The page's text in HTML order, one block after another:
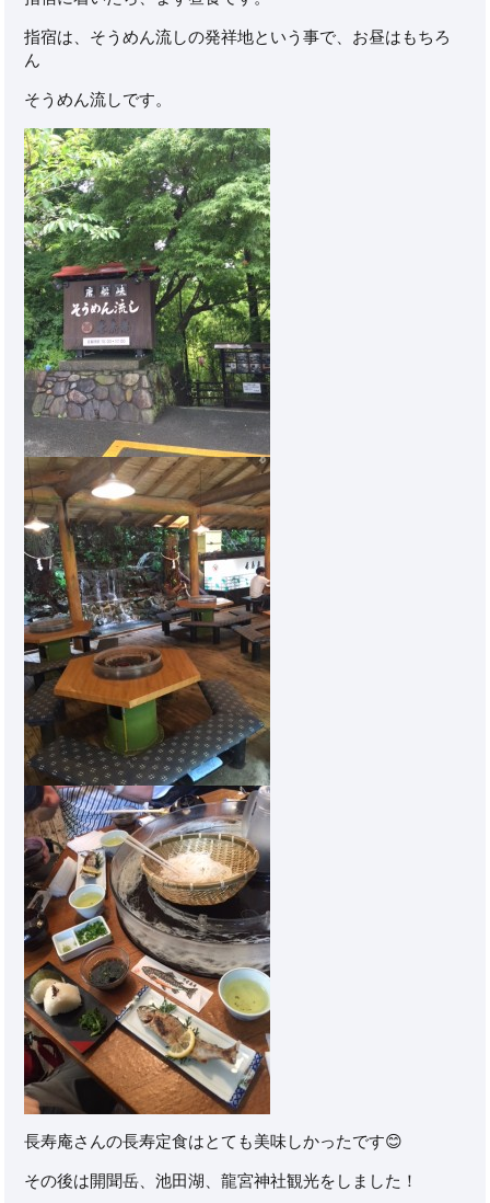
指宿は、そうめん流しの発祥地という事で、お昼はもちろ
ん
そうめん流しです。
長寿庵さんの長寿定食はとても美味しかったです😊
その後は開聞岳、池田湖、龍宮神社観光をしました！